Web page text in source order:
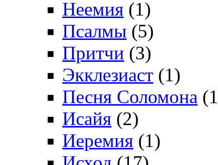
Неемия (1)
Псалмы (5)
Притчи (3)
Экклезиаст (1)
Песня Соломона
Исайя (2)
Иеремия (1)